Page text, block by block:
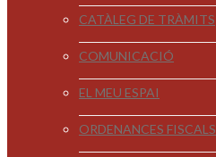
CATÀLEG DE TRÀMITS
COMUNICACIÓ
EL MEU ESPAI
ORDENANCES FISCALS